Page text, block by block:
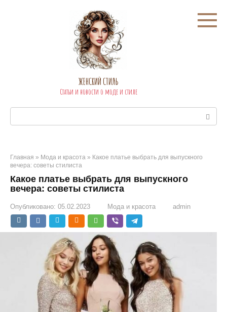
ЖЕНСКИЙ СТИЛЬ
Статьи и новости о моде и стиле
Главная » Мода и красота » Какое платье выбрать для выпускного
вечера: советы стилиста
Какое платье выбрать для выпускного
вечера: советы стилиста
Опубликовано: 05.02.2023 Мода и красота admin